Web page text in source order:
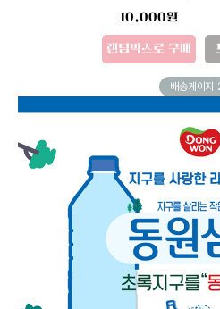
10,000원
랜덤박스로 구매
배송게이지